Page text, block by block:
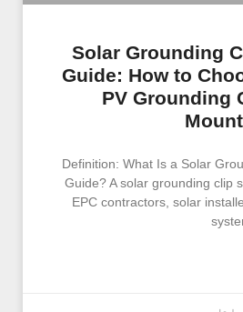
Solar Grounding
Guide: How to
PV Grounding
Definition: What Is a Solar
Guide? A solar grounding clip
EPC contractors, solar